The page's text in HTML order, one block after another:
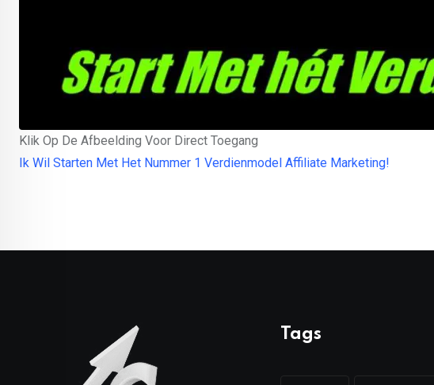
Klik Op De Afbeelding Voor Direct Toegang
Ik Wil Starten Met Het Nummer 1 Verdienmodel Affiliate Marketing!
Tags